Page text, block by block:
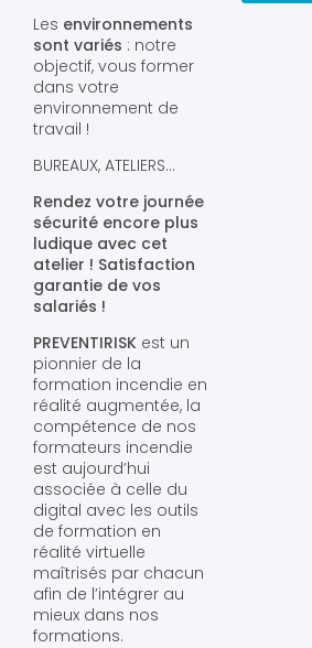
Les environnements
sont variés : notre
objectif, vous former
dans votre
environnement de
travail !
BUREAUX, ATELIERS…
Rendez votre journée
sécurité encore plus
ludique avec cet
atelier ! Satisfaction
garantie de vos
salariés !
PREVENTIRISK est un
pionnier de la
formation incendie en
réalité augmentée, la
compétence de nos
formateurs incendie
est aujourd’hui
associée à celle du
digital avec les outils
de formation en
réalité virtuelle
maîtrisés par chacun
afin de l’intégrer au
mieux dans nos
formations.